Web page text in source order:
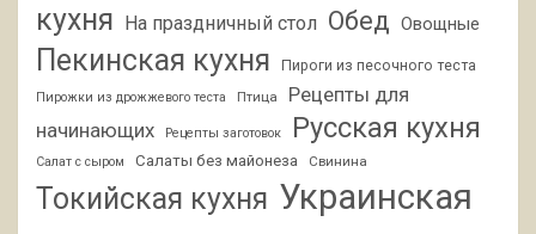
кухня На праздничный стол Обед Овощные
Пекинская кухня Пироги из песочного теста
Пирожки из дрожжевого теста Птица
Рецепты для
начинающих
Рецепты заготовок Русская кухня
Салат с сыром Салаты без майонеза Свинина
Токийская кухня Украинская